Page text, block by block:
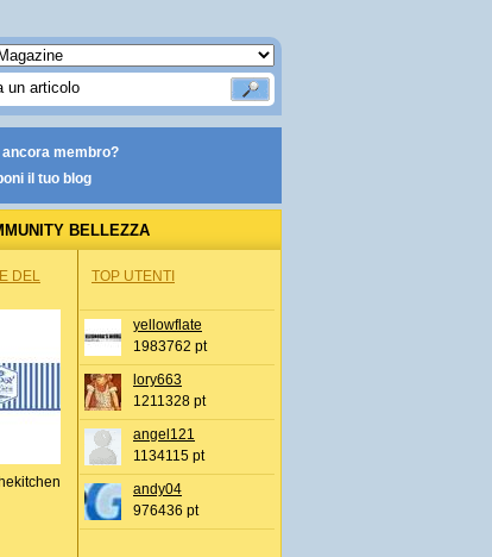
ancora membro?
il tuo blog
BELLEZZA
DEL
TOP UTENTI
yellowflate
1983762 pt
lory663
1211328 pt
angel121
1134115 pt
andy04
976436 pt